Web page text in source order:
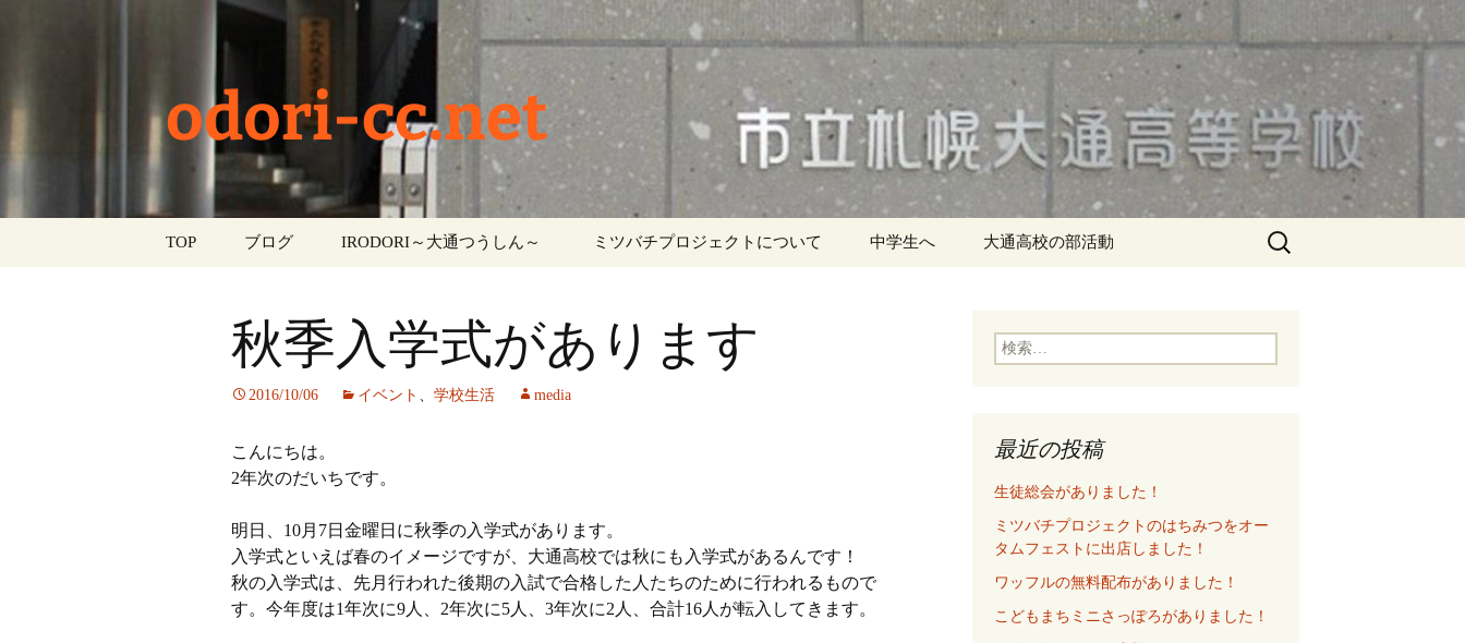
odori-cc.net
TOP ブログ
学校生活
イベント
活動報告
ラジオ
ミツバチプロジェクト
IRODORI～大通つうしん～ ‎ ミツバチプロジェクトについて 中学生へ 大通高校の部活動
検
索:
秋季入学式があります
2016/10/06 イベント 、 学校生活 media
こんにちは。
2年次のだいちです。
明日、10月7日金曜日に秋季の入学式があります。
入学式といえば春のイメージですが、大通高校では秋にも入学式があるんです！
秋の入学式は、先月行われた後期の入試で合格した人たちのために行われるもので
す。今年度は1年次に9人、2年次に5人、3年次に2人、合計16人が転入してきます。
検
索:
最近の投稿
生徒総会がありました！
ミツバチプロジェクトのはちみつをオー
タムフェストに出店しました！
ワッフルの無料配布がありました！
こどもまちミニさっぽろがありました！